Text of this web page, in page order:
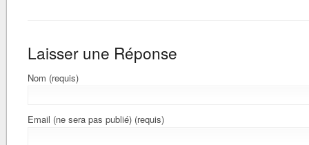
Laisser une Réponse
Nom (requis)
Email (ne sera pas publié) (requis)